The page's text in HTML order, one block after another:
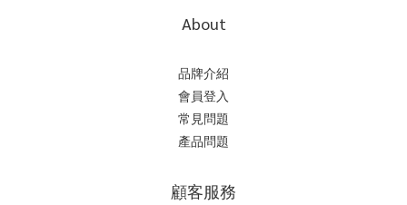
About
品牌介紹
會員登入
常見問題
產品問題
顧客服務